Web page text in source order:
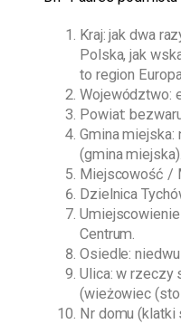
Kraj: jak dwa
Polska, jak
to region
Województwo:
Powiat:
Gmina miejska:
(gmina miejska).
Miejscowość /
Dzielnica
Centrum.
Osiedle:
Ulica: w rzeczy
(wieżowiec
Nr domu (klatki